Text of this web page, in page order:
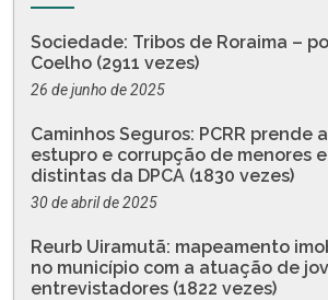
Sociedade: Tribos de Roraima –
Coelho (2911 vezes)
26 de junho de 2025
Caminhos Seguros: PCRR prende
estupro e corrupção de menores
distintas da DPCA (1830 vezes)
30 de abril de 2025
Reurb Uiramutã: mapeamento
no município com a atuação de
entrevistadores (1822 vezes)